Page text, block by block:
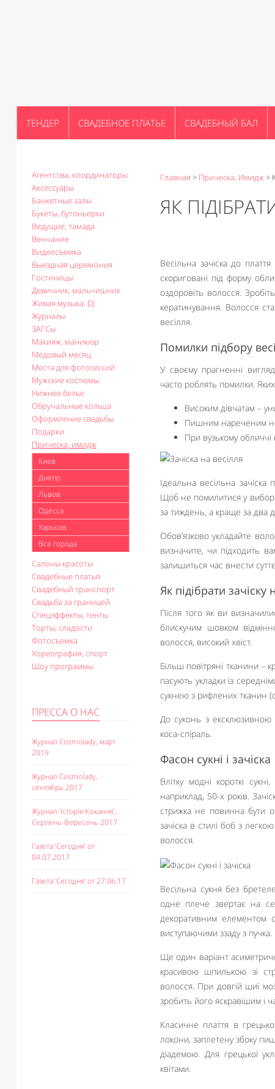
ТЕНДЕР СВАДЕБНОЕ ПЛАТЬЕ СВАДЕБНЫЙ БАЛ
Агентства, координаторы
Аксессуары
Банкетные залы
Букеты, бутоньерки
Ведущие, тамада
Венчание
Видеосъемка
Выездная церемония
Гостиницы
Девичник, мальчишник
Живая музыка, DJ
Журналы
ЗАГСы
Макияж, маникюр
Медовый месяц
Места для фотосессий
Мужские костюмы
Нижнее белье
Обручальные кольца
Оформление свадьбы
Подарки
Прическа, имидж
Киев
Днепр
Львов
Одесса
Харьков
Все города
Салоны красоты
Свадебные платья
Свадебный транспорт
Свадьба за границей
Спецэффекты, тенты
Торты, сладости
Фотосъемка
Хореография, спорт
Шоу программы
ПРЕССА О НАС
Журнал Cosmolady, март
2019
Журнал Cosmolady,
сентябрь 2017
Журнал ‘Історія Кохання’,
Серпень-Вересень 2017
Газета ‘Сегодня’ от
04.07.2017
Газета ‘Сегодня’ от 27.06.17
Главная > Прическа, Имидж>
ЯК
Весільна зачіска до
скориговані під форму
оздоровіть волосся.
кератинування. Волосся
весілля.
Помилки підбору
У своєму прагненні
часто роблять помилки.
Високим дівчатам –
Пишним нареченим не
При вузькому обличчі
Ідеальна весільна
Щоб не помилитися у
за тиждень, а краще за два
Обов’язково укладайте
визначите, чи підходить
залишиться час внести
Як підібрати
Після того як ви
блискучим шовком
волосся, високий хвіст.
Більш повітряні тканини –
пасують укладки із
сукнею з рифлених тканин
До суконь з ексклюзивною
коса-спіраль.
Фасон сукні і зачіска
Влітку модні короткі
наприклад, 50-х років.
стрижка не повинна бути
зачіска в стилі боб з
волосся.
Весільна сукня без
одне плече звертає на
декоративним елементом
виступаючими ззаду з пучка.
Ще один варіант
красивою шпилькою зі
волосся. При довгій шиї
зробить його яскравішим і
Класичне плаття в
локони, заплетену збоку
діадемою. Для грецької
квітами.